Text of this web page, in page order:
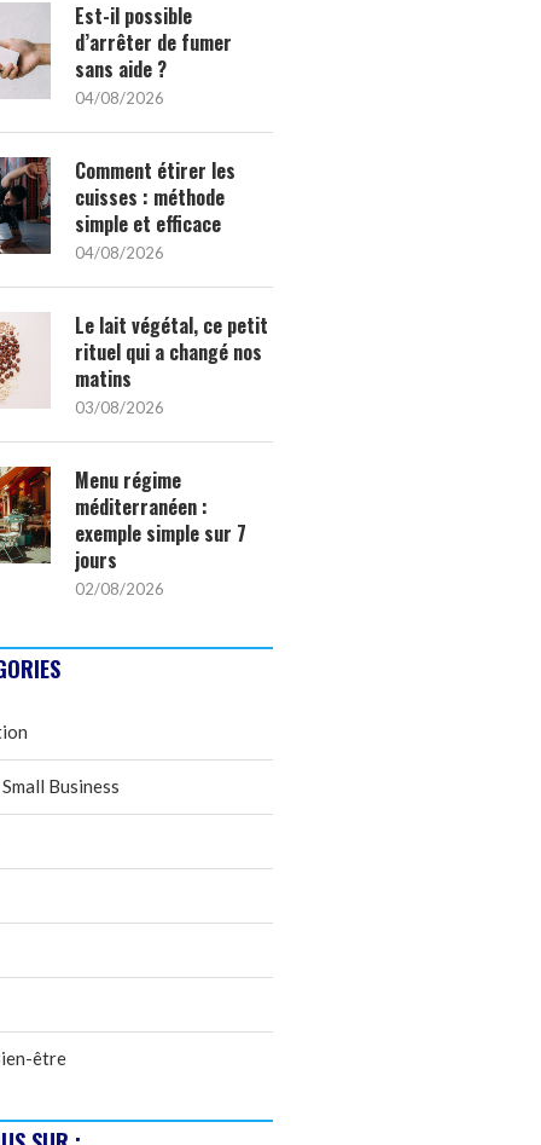
Est-il possible
d’arrêter de fumer
sans aide ?
04/08/2026
Comment étirer les
cuisses : méthode
simple et efficace
04/08/2026
Le lait végétal, ce petit
rituel qui a changé nos
matins
03/08/2026
Menu régime
méditerranéen :
exemple simple sur 7
jours
02/08/2026
Business
être